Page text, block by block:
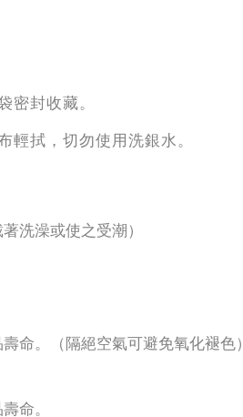
密封收藏。
輕拭，切勿使用洗銀水。
洗澡或使之受潮）
命。（隔絕空氣可避免氧化褪色）
命。